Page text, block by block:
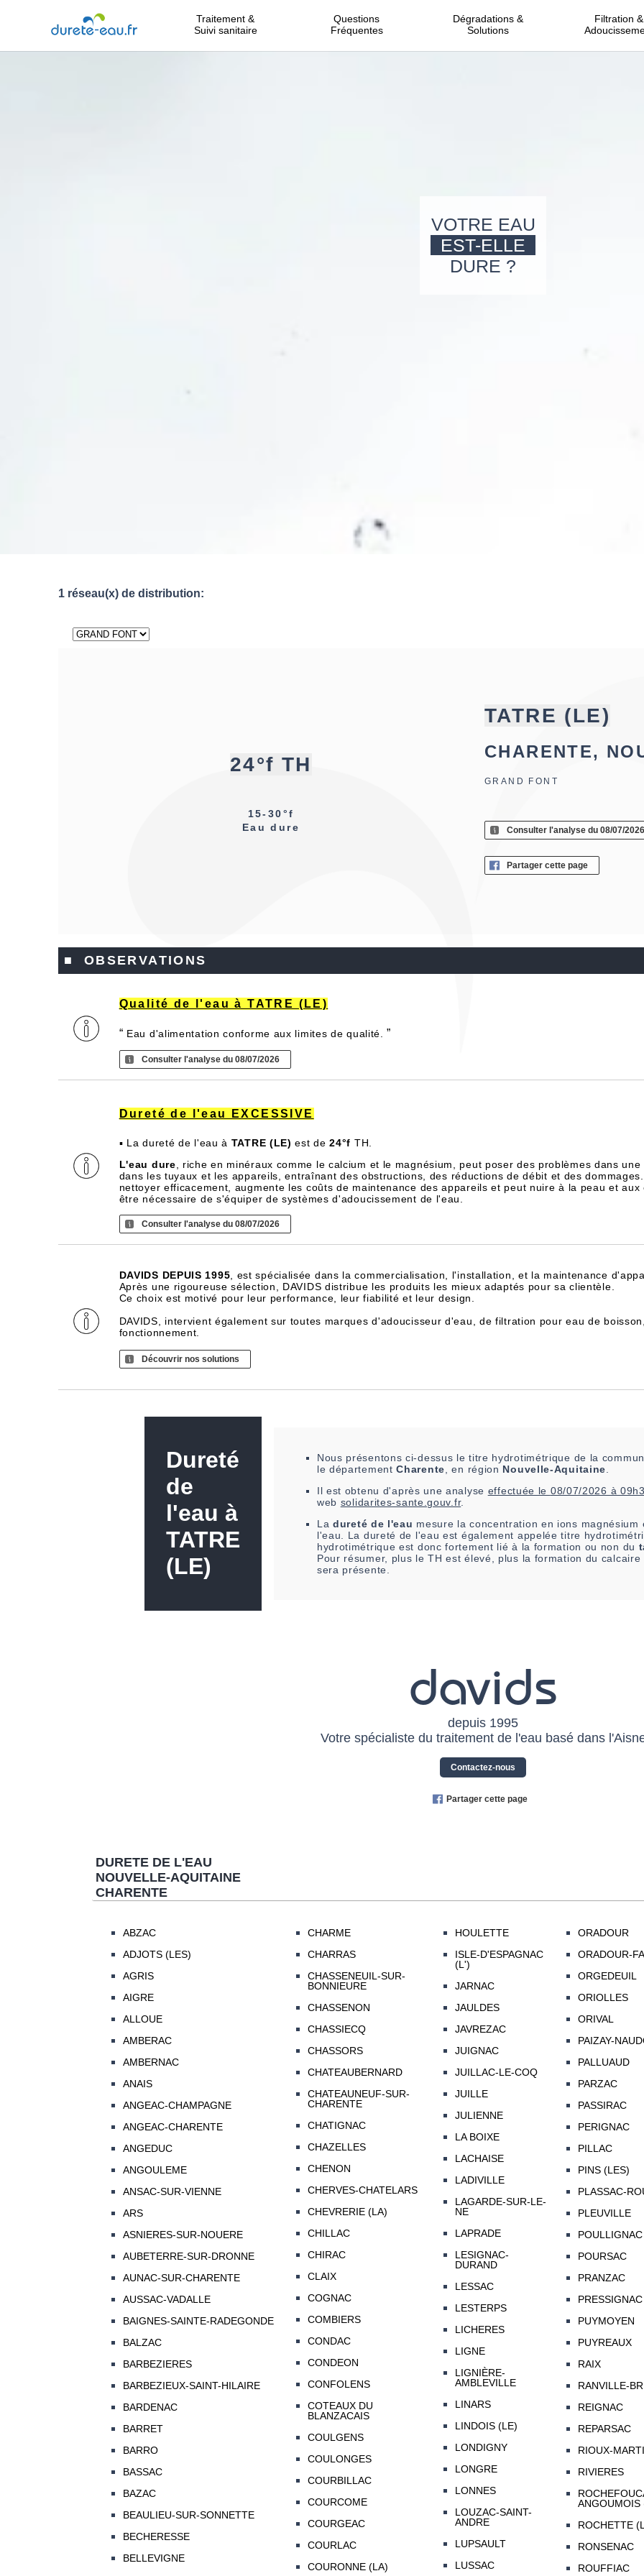
Traitement &
Suivi sanitaire
Questions
Fréquentes
Dégradations &
Solutions
Filtration &
VOTRE EAU
EST-ELLE
DURE ?
1 réseau(x) de distribution:
24°f TH
15-30°f
Eau dure
TATRE (LE)
CHARENTE,
GRAND FONT
Consulter l'analyse du 08/07/2026
Partager cette page
■ OBSERVATIONS
Qualité de l'eau à TATRE (LE)
“ Eau d'alimentation conforme aux limites de qualité.”
Consulter l'analyse du 08/07/2026
Dureté de l'eau EXCESSIVE
▪ La dureté de l'eau à TATRE (LE) est de24°f TH.
L'eau dure , riche en minéraux comme le calcium et le magnésium, peut poser des problèmes dans
dans les tuyaux et les appareils, entraînant des obstructions, des réductions de débit et des
nettoyer efficacement, augmente les coûts de maintenance des appareils et peut nuire à la peau et
être nécessaire de s'équiper de systèmes d'adoucissement de l'eau.
Consulter l'analyse du 08/07/2026
DAVIDS DEPUIS 1995 , est spécialisée dans la commercialisation, l'installation, et la maintenance
Après une rigoureuse sélection, DAVIDS distribue les produits les mieux adaptés pour sa clientèle.
Ce choix est motivé pour leur performance, leur fiabilité et leur design.
DAVIDS, intervient également sur toutes marques d'adoucisseur d'eau, de filtration pour eau de
fonctionnement.
Découvrir nos solutions
Dureté
de
l'eau à
TATRE
(LE)
Nous présentons ci-dessus le titre hydrotimétrique de la
le départementCharente, en région Nouvelle-Aquitaine.
Il est obtenu d'après une analyse effectuée le 08/07/2026 à
web solidarites-sante.gouv.fr.
La dureté de l'eau mesure la concentration en ions magnésium
l'eau. La dureté de l'eau est également appelée titre
hydrotimétrique est donc fortement lié à la formation ou non du
Pour résumer, plus le TH est élevé, plus la formation du
sera présente.
davids
depuis 1995
Votre spécialiste du traitement de l'eau basé dans
Contactez-nous
Partager cette page
DURETE DE L'EAU
NOUVELLE-AQUITAINE
CHARENTE
ABZAC
ADJOTS (LES)
AGRIS
AIGRE
ALLOUE
AMBERAC
AMBERNAC
ANAIS
ANGEAC-CHAMPAGNE
ANGEAC-CHARENTE
ANGEDUC
ANGOULEME
ANSAC-SUR-VIENNE
ARS
ASNIERES-SUR-NOUERE
AUBETERRE-SUR-DRONNE
AUNAC-SUR-CHARENTE
AUSSAC-VADALLE
BAIGNES-SAINTE-RADEGONDE
BALZAC
BARBEZIERES
BARBEZIEUX-SAINT-HILAIRE
BARDENAC
BARRET
BARRO
BASSAC
BAZAC
BEAULIEU-SUR-SONNETTE
BECHERESSE
BELLEVIGNE
CHARME
CHARRAS
CHASSENEUIL-SUR-
BONNIEURE
CHASSENON
CHASSIECQ
CHASSORS
CHATEAUBERNARD
CHATEAUNEUF-SUR-
CHARENTE
CHATIGNAC
CHAZELLES
CHENON
CHERVES-CHATELARS
CHEVRERIE (LA)
CHILLAC
CHIRAC
CLAIX
COGNAC
COMBIERS
CONDAC
CONDEON
CONFOLENS
COTEAUX DU
BLANZACAIS
COULGENS
COULONGES
COURBILLAC
COURCOME
COURGEAC
COURLAC
COURONNE (LA)
HOULETTE
ISLE-D'ESPAGNAC
(L')
JARNAC
JAULDES
JAVREZAC
JUIGNAC
JUILLAC-LE-COQ
JUILLE
JULIENNE
LA BOIXE
LACHAISE
LADIVILLE
LAGARDE-SUR-LE-
NE
LAPRADE
LESIGNAC-
DURAND
LESSAC
LESTERPS
LICHERES
LIGNE
LIGNIÈRE-
AMBLEVILLE
LINARS
LINDOIS (LE)
LONDIGNY
LONGRE
LONNES
LOUZAC-SAINT-
ANDRE
LUPSAULT
LUSSAC
ORADOUR
ORADOUR-
ORGEDEUIL
ORIOLLES
ORIVAL
PAIZAY-
PALLUAUD
PARZAC
PASSIRAC
PERIGNAC
PILLAC
PINS (LES)
PLASSAC-
PLEUVILLE
POULLIGNAC
POURSAC
PRANZAC
PRESSIGNAC
PUYMOYEN
PUYREAUX
RAIX
RANVILLE-
REIGNAC
REPARSAC
RIOUX-
RIVIERES
ANGOUMOIS
ROCHETTE
RONSENAC
ROUFFIAC